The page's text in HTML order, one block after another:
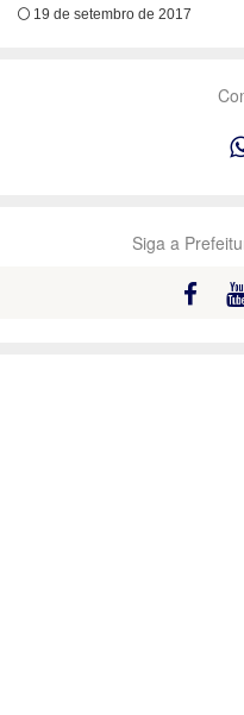
19 de setembro de 2017
Siga a